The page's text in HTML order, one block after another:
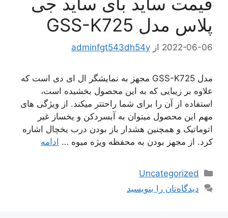
پلاس مدل GSS-K725
2022-06-06 از adminfgt543dh54y
مدل GSS-K725 مجهز به نمایشگر ال ای دی است که
علاوه بر زیبایی که به این محصول بخشیده است،
استفاده از آن را برای شما راحتتر میکند. از ویژگی های
مهم این محصول میتوان به آبسردکن و یخساز غیر
اتوماتیک و همچنین هشدار باز بودن درب یخچال اشاره
کرد. از مجهز بودن به محفظه ویژه میوه … ادامه
دسته‌ها
Uncategorized
دیدگاه‌تان را بنویسید